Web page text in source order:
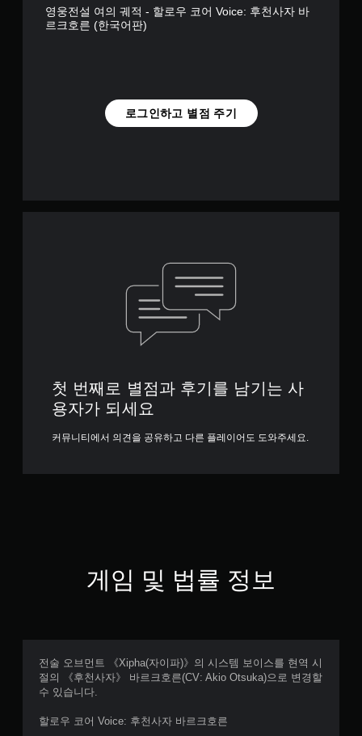
영웅전설 여의 궤적 - 할로우 코어 Voice: 후천사자 바
르크호른 (한국어판)
로그인하고 별점 주기
첫 번째로 별점과 후기를 남기는 사
용자가 되세요
커뮤니티에서 의견을 공유하고 다른 플레이어도 도와주세요.
게임 및 법률 정보
전술 오브먼트 《Xipha(자이파)》의 시스템 보이스를 현역 시
절의 《후천사자》 바르크호른(CV: Akio Otsuka)으로 변경할
수 있습니다.
할로우 코어 Voice: 후천사자 바르크호른